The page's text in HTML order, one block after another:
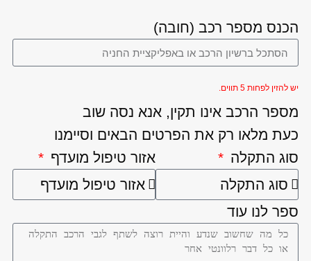
הכנס מספר רכב (חובה)
יש להזין לפחות 5 תווים.
מספר הרכב אינו תקין, אנא נסה שוב
כעת מלאו רק את הפרטים הבאים וסיימנו
סוג התקלה
אזור טיפול מועדף
ספר לנו עוד